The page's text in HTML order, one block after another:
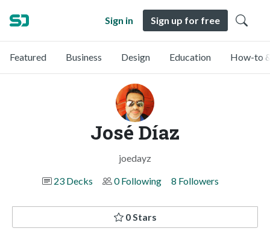
Sign in Sign up for free
Featured Business Design Education How-to
José Díaz
joedayz
23 Decks
0 Following 8 Followers
0 Stars